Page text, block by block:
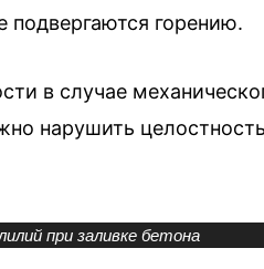
подвергаются горению.
в случае
нарушить
при заливке бетона